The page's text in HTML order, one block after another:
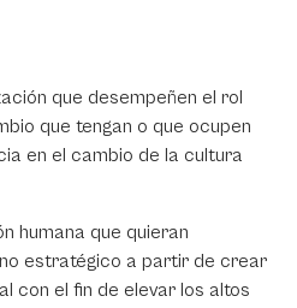
que desempeñen el rol
que tengan o que ocupen
en el cambio de la cultura
humana que quieran
estratégico a partir de crear
con el fin de elevar los altos